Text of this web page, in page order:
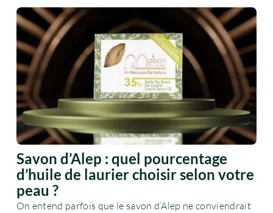
Savon d’Alep : quel pourcentage
d’huile de laurier choisir selon votre
peau ?
On entend parfois que le savon d’Alep ne conviendrait